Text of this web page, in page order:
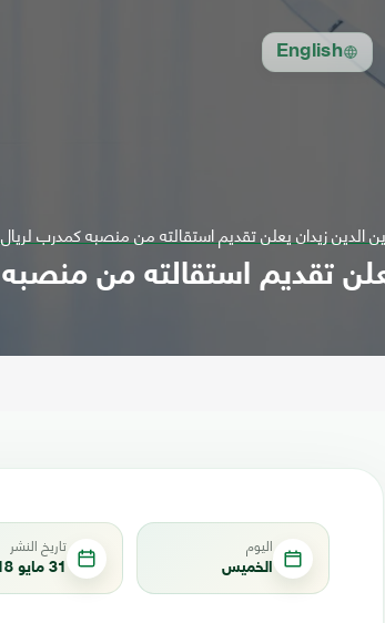
English
الدين زيدان يعلن تقديم استقالته من منصبه كمدرب
تقديم استقالته من
اليوم
الخميس
تاريخ النشر
31 مايو 2018